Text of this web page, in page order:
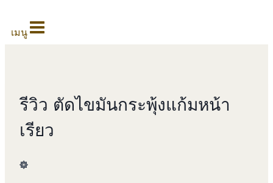
เมนู
รีวิว ตัดไขมันกระพุ้งแก้มหน้า
เรียว